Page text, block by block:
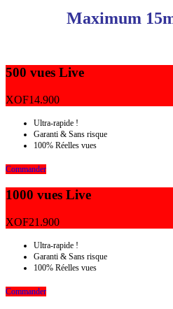
Maximum
500 vues Live
XOF14.900
Ultra-rapide !
Garanti & Sans risque
100% Réelles vues
Commander
1000 vues Live
XOF21.900
Ultra-rapide !
Garanti & Sans risque
100% Réelles vues
Commander